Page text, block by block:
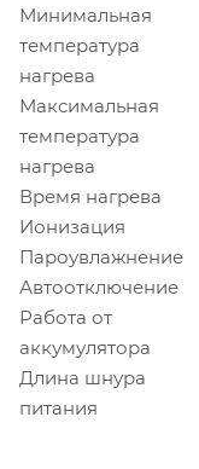
Минимальная
температура
нагрева
Максимальная
температура
нагрева
Время нагрева
Ионизация
Пароувлажнение
Автоотключение
Работа от
аккумулятора
Длина шнура
питания